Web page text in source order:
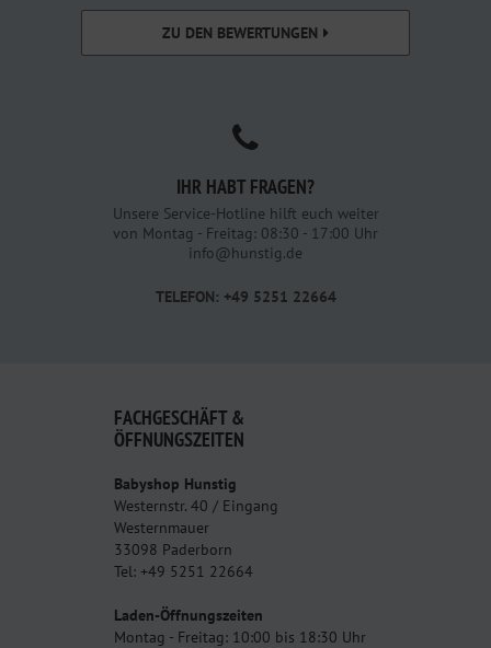
ZU DEN BEWERTUNGEN
IHR HABT FRAGEN?
Unsere Service-Hotline hilft euch weiter
von Montag - Freitag: 08:30 - 17:00 Uhr
info@hunstig.de
TELEFON: +49 5251 22664
FACHGESCHÄFT &
ÖFFNUNGSZEITEN
Babyshop Hunstig
Westernstr. 40 / Eingang
Westernmauer
33098 Paderborn
Tel: +49 5251 22664
Laden-Öffnungszeiten
Montag - Freitag: 10:00 bis 18:30 Uhr